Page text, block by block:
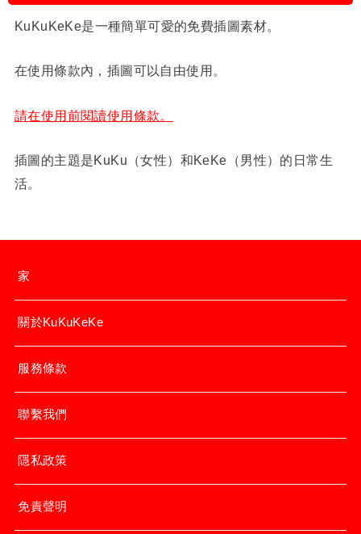
KuKuKeKe是一種簡單可愛的免費插圖素材。
在使用條款內，插圖可以自由使用。
請在使用前閱讀使用條款。
插圖的主題是KuKu（女性）和KeKe（男性）的日常生
活。
家
關於KuKuKeKe
服務條款
聯繫我們
隱私政策
免責聲明